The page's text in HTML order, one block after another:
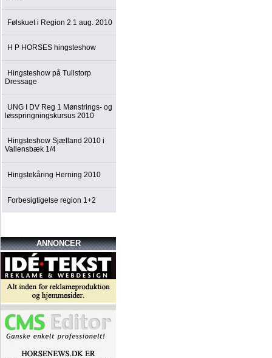
Følskuet i Region 2 1 aug. 2010
H P HORSES hingsteshow
Hingsteshow på Tullstorp
Dressage
UNG I DV Reg 1 Mønstrings- og
løsspringningskursus 2010
Hingsteshow Sjælland 2010 i
Vallensbæk 1/4
Hingstekåring Herning 2010
Forbesigtigelse region 1+2
ANNONCER